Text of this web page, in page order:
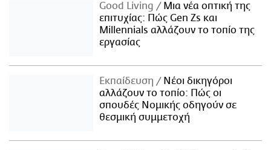
Good Living
Μια νέα οπτική της
επιτυχίας: Πώς Gen Zs και
Millennials αλλάζουν το τοπίο της
εργασίας
Εκπαίδευση
Νέοι δικηγόροι
αλλάζουν το τοπίο: Πώς οι
σπουδές Νομικής οδηγούν σε
θεσμική συμμετοχή